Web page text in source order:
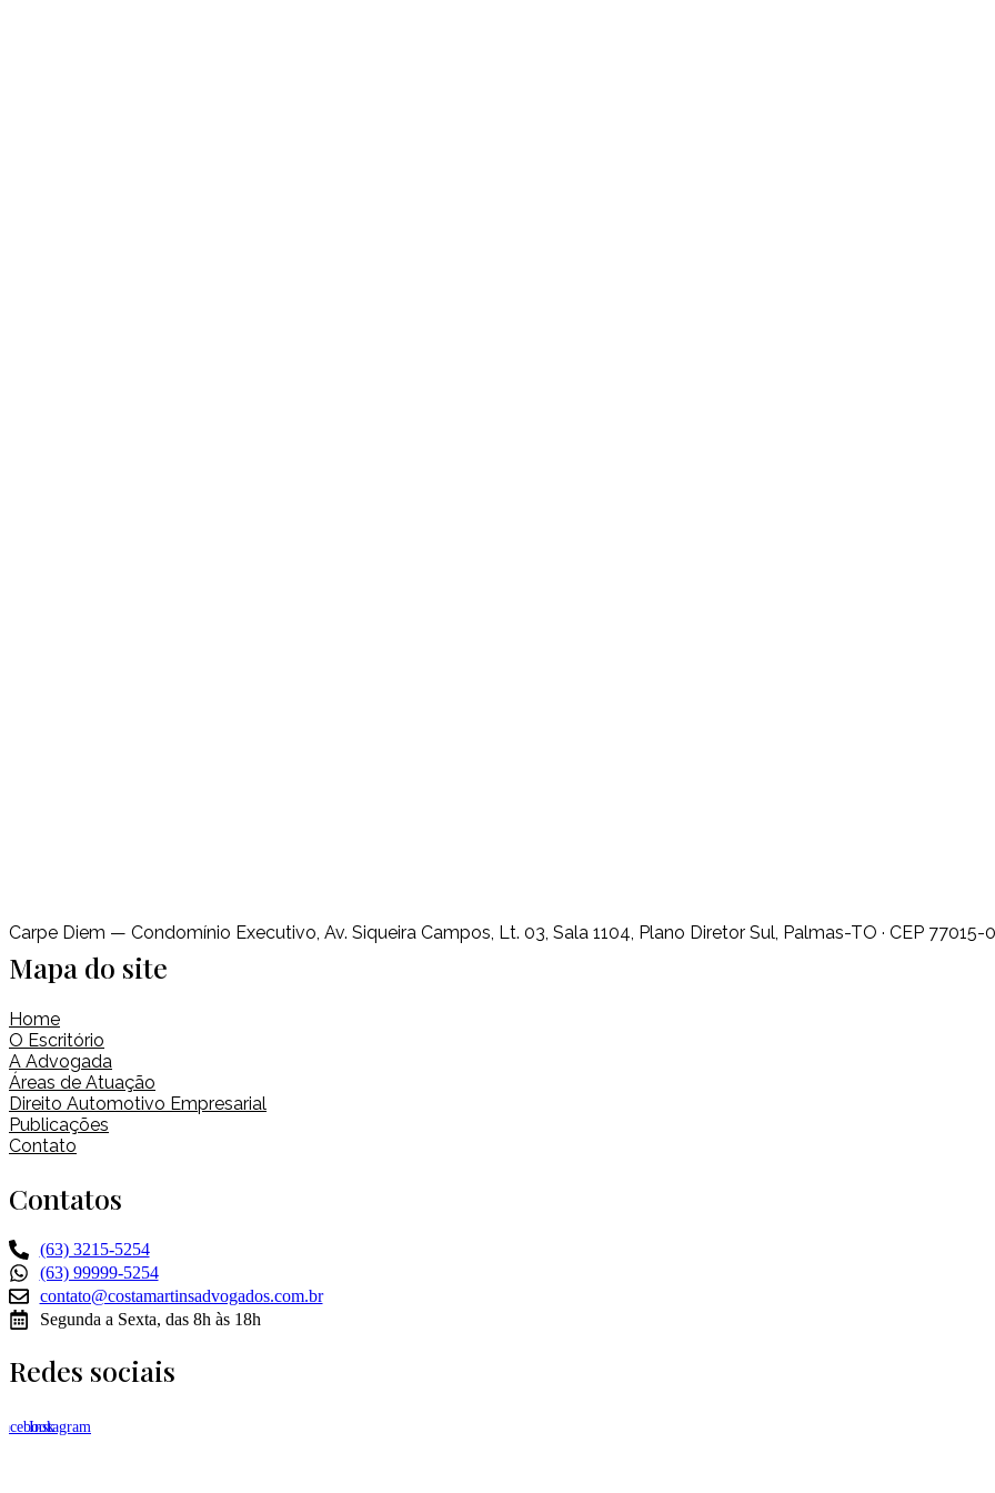
Carpe Diem — Condomínio Executivo, Av. Siqueira Campos, Lt. 03, Sala 1104, Plano Diretor Sul, Palmas-TO · CEP 77015-
Mapa do site
Home
O Escritório
A Advogada
Áreas de Atuação
Direito Automotivo Empresarial
Publicações
Contato
Contatos
(63) 3215-5254
(63) 99999-5254
contato@costamartinsadvogados.com.br
Segunda a Sexta, das 8h às 18h
Redes sociais
Instagram